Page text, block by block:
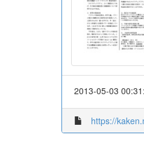
2013-05-03
https://